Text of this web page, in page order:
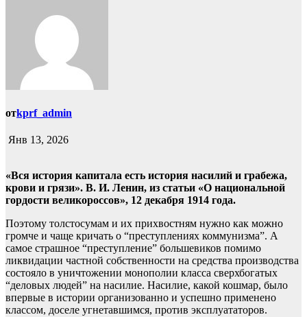
отkprf_admin
Янв 13, 2026
«Вся история капитала есть история насилий и грабежа,
крови и грязи». В. И. Ленин, из статьи «О национальной
гордости великороссов», 12 декабря 1914 года.
Поэтому толстосумам и их прихвостням нужно как можно
громче и чаще кричать о “преступлениях коммунизма”. А
самое страшное “преступление” большевиков помимо
ликвидации частной собственности на средства производства
состояло в уничтожении монополии класса сверхбогатых
“деловых людей” на насилие. Насилие, какой кошмар, было
впервые в истории организованно и успешно применено
классом, доселе угнетавшимся, против эксплуататоров.